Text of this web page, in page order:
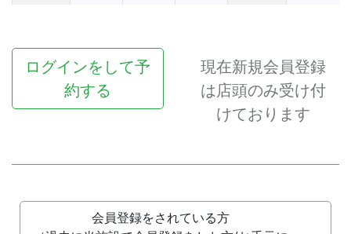
ログインをして予
約する
現在新規会員登録
は店頭のみ受け付
けております
会員登録をされている方